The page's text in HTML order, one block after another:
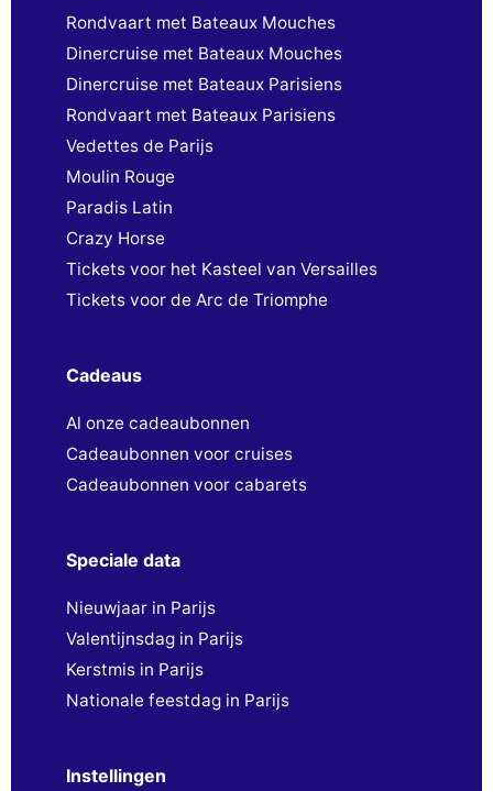
Rondvaart met Bateaux Mouches
Dinercruise met Bateaux Mouches
Dinercruise met Bateaux Parisiens
Rondvaart met Bateaux Parisiens
Vedettes de Parijs
Moulin Rouge
Paradis Latin
Crazy Horse
Tickets voor het Kasteel van Versailles
Tickets voor de Arc de Triomphe
Cadeaus
Al onze cadeaubonnen
Cadeaubonnen voor cruises
Cadeaubonnen voor cabarets
Speciale data
Nieuwjaar in Parijs
Valentijnsdag in Parijs
Kerstmis in Parijs
Nationale feestdag in Parijs
Instellingen